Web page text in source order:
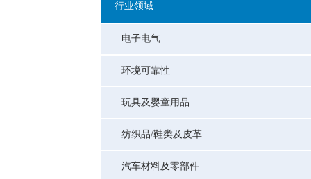
行业领域
电子电气
环境可靠性
玩具及婴童用品
纺织品/鞋类及皮革
汽车材料及零部件